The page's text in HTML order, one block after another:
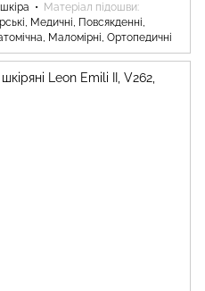
Матеріал підошви
Медичні, Повсякденні,
Маломірні, Ортопедичні